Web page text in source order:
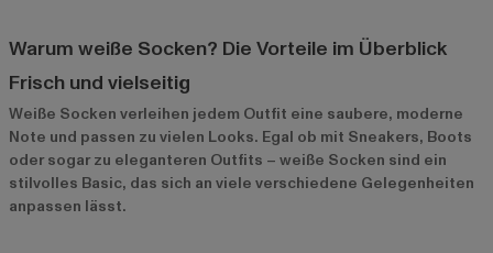
Warum weiße Socken? Die Vorteile im Überblick
Frisch und vielseitig
Weiße Socken verleihen jedem Outfit eine saubere, moderne
Note und passen zu vielen Looks. Egal ob mit Sneakers, Boots
oder sogar zu eleganteren Outfits – weiße Socken sind ein
stilvolles Basic, das sich an viele verschiedene Gelegenheiten
anpassen lässt.